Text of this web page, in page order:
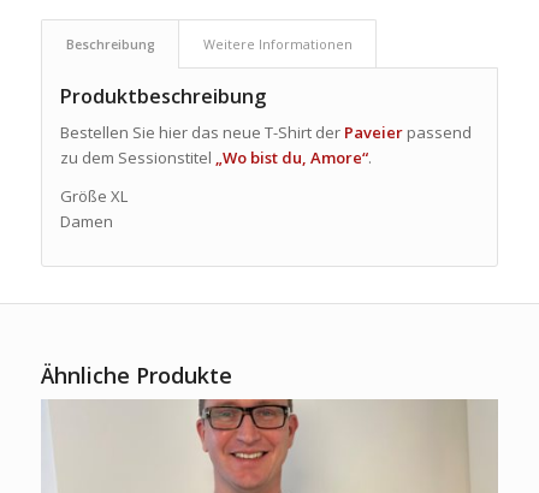
Beschreibung Weitere Informationen
Produktbeschreibung
Bestellen Sie hier das neue T-Shirt der Paveierpassend
zu dem Sessionstitel „Wo bist du, Amore“.
Größe XL
Damen
Ähnliche Produkte